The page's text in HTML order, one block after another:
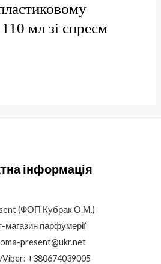
мл зі спреєм
інформація
(ФОП Кубрак О.М.)
магазин парфумерії
present@ukr.net
+380674039005